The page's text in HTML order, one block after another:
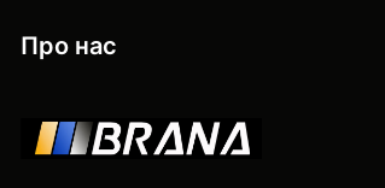
Про нас